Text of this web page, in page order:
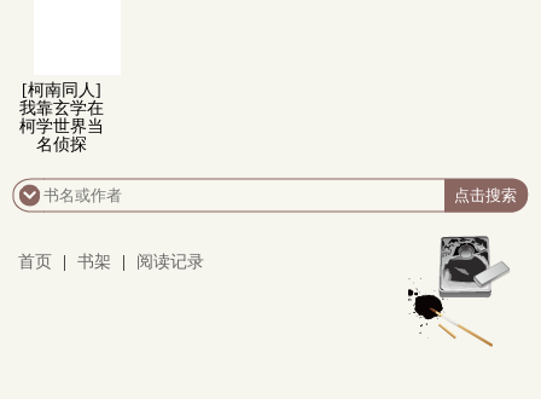
[柯南同人]
我靠玄学在
柯学世界当
名侦探
首页 书架 阅读记录